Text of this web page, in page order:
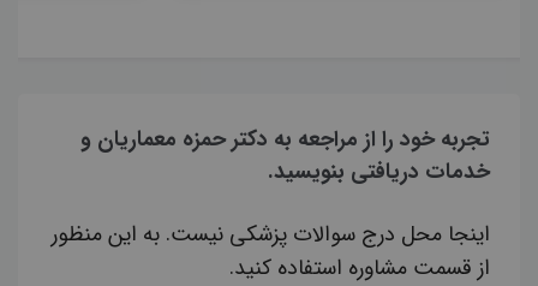
تجربه خود را از مراجعه به دکتر حمزه معماریان و
خدمات دریافتی بنویسید.
اینجا محل درج سوالات پزشکی نیست. به این منظور
از قسمت مشاوره استفاده کنید.